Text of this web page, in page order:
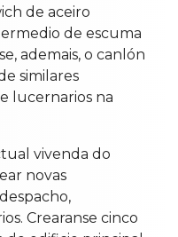
de aceiro
de escuma
ademais, o canlón
similares
lucernarios na
vivenda do
novas
Crearanse cinco